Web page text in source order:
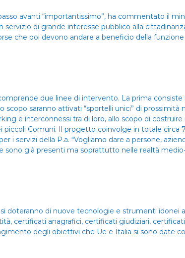
avanti “importantissimo”, ha commentato il
servizio di grande interesse pubblico alla
che poi devono andare a beneficio della
due linee di intervento. La prima
saranno attivati “sportelli unici” di
e interconnessi tra di loro, allo scopo di
Comuni. Il progetto coinvolge in totale
i servizi della P.a. “Vogliamo dare a persone,
sono già presenti ma soprattutto nelle realtà
doteranno di nuove tecnologie e strumenti idonei
certificati anagrafici, certificati giudiziari,
degli obiettivi che Ue e Italia si sono date